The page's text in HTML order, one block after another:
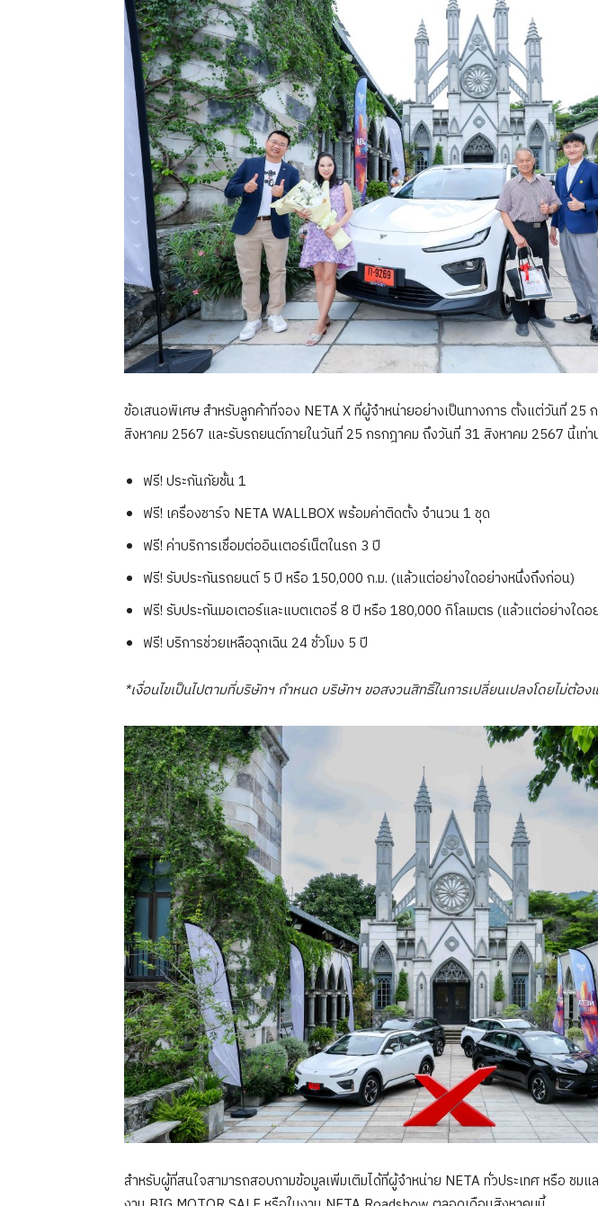
ข้อเสนอพิเศษ สำหรับลูกค้าที่จอง NETA X ที่ผู้จำหน่ายอย่างเป็นทางการ ตั้งแต่วันที่ 25
สิงหาคม 2567 และรับรถยนต์ภายในวันที่ 25 กรกฎาคม ถึงวันที่ 31 สิงหาคม 2567 นี้เท่
ฟรี! ประกันภัยชั้น 1
ฟรี! เครื่องชาร์จ NETA WALLBOX พร้อมค่าติดตั้ง จำนวน 1 ชุด
ฟรี! ค่าบริการเชื่อมต่ออินเตอร์เน็ตในรถ 3 ปี
ฟรี! รับประกันรถยนต์ 5 ปี หรือ 150,000 ก.ม. (แล้วแต่อย่างใดอย่างหนึ่งถึงก่อน)
ฟรี! รับประกันมอเตอร์และแบตเตอรี่ 8 ปี หรือ 180,000 กิโลเมตร (แล้วแต่อย่างใด
ฟรี! บริการช่วยเหลือฉุกเฉิน 24 ชั่วโมง 5 ปี
*เงื่อนไขเป็นไปตามที่บริษัทฯ กำหนด บริษัทฯ ขอสงวนสิทธิ์ในการเปลี่ยนเปลงโดยไม่ต้อง
สำหรับผู้ที่สนใจสามารถสอบถามข้อมูลเพิ่มเติมได้ที่ผู้จำหน่าย NETA ทั่วประเทศ หรือ ชมแ